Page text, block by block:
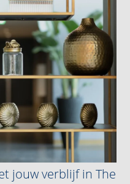
jouw verblijf in The